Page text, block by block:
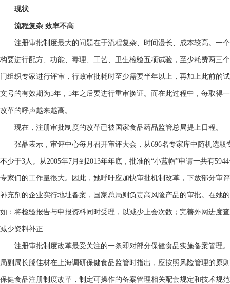
现状
流程复杂 效率不高
注册审批制度最大的问题在于流程复杂、时间漫长、成本较高。一
构要进行配方、功能、毒理、工艺、卫生检验五项试验，至少耗费两三
门组织专家进行评审，行政审批耗时至少需要半年以上，再加上此前的
文号的有效期为5年，5年之后要进行重审换证。而在此过程中，每取得
改革的呼声越来越高。
现在，注册审批制度的改革已被国家食品药品监管总局提上日程。
张晶表示，审评中心每月召开审评大会，从696名专家库中随机选取
不少于3人。从2005年7月到2013年年底，批准的“小蓝帽”申请一共有
专家们的工作量很大。因此，她呼吁应加快审批机制改革，下放部分审
补充剂的企业实行地址备案，国家总局则负责高风险产品的审批。在她
如：将检验报告与申报资料同时受理，以减少上会次数；完善外网进度
减少资料补正……
注册审批制度改革最受关注的一条即对部分保健食品实施备案管理
局副局长滕佳材在上海调研保健食品监管时指出，应按照风险管理的原
保健食品注册制度改革，制定可操作的备案管理相关配套规定和技术规